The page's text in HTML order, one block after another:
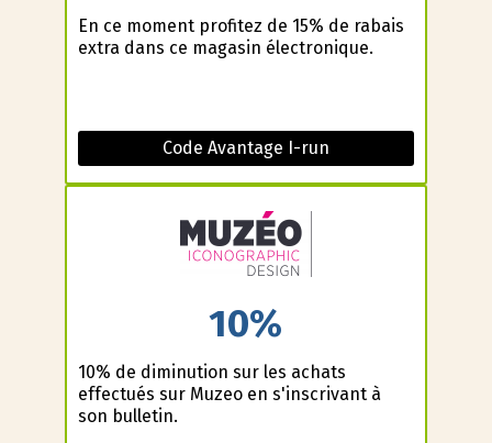
En ce moment profitez de 15% de rabais
extra dans ce magasin électronique.
Code Avantage I-run
10%
10% de diminution sur les achats
effectués sur Muzeo en s'inscrivant à
son bulletin.